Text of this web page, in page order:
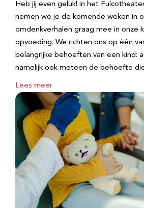
Heb jij even geluk! in het
nemen we je de komende weken in
omdenkverhalen graag mee in onze
opvoeding. We richten ons op één
belangrijke behoeften van een kind:
namelijk ook meteen de behoefte
Lees meer